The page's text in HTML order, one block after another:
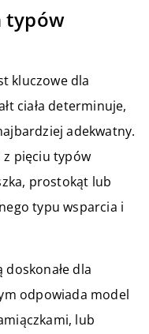
typów
kluczowe dla
ciała determinuje,
adekwatny.
z pięciu typów
prostokąt lub
typu wsparcia i
doskonałe dla
odpowiada model
lub